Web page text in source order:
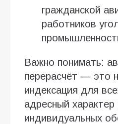
гражданской
работников
Важно понимать:
перерасчёт — это
индексация для
адресный характер
индивидуальных